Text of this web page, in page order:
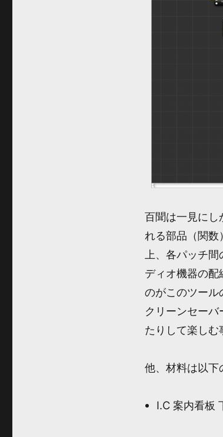
百聞は一見に
れる部品（関数
上、各パッチ
ディオ機器の配
のがこのツー
クリーンセー
たりして楽しむ
他、材料は以下
I.C 案内看板